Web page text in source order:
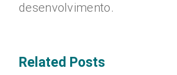
desenvolvimento.
Related Posts